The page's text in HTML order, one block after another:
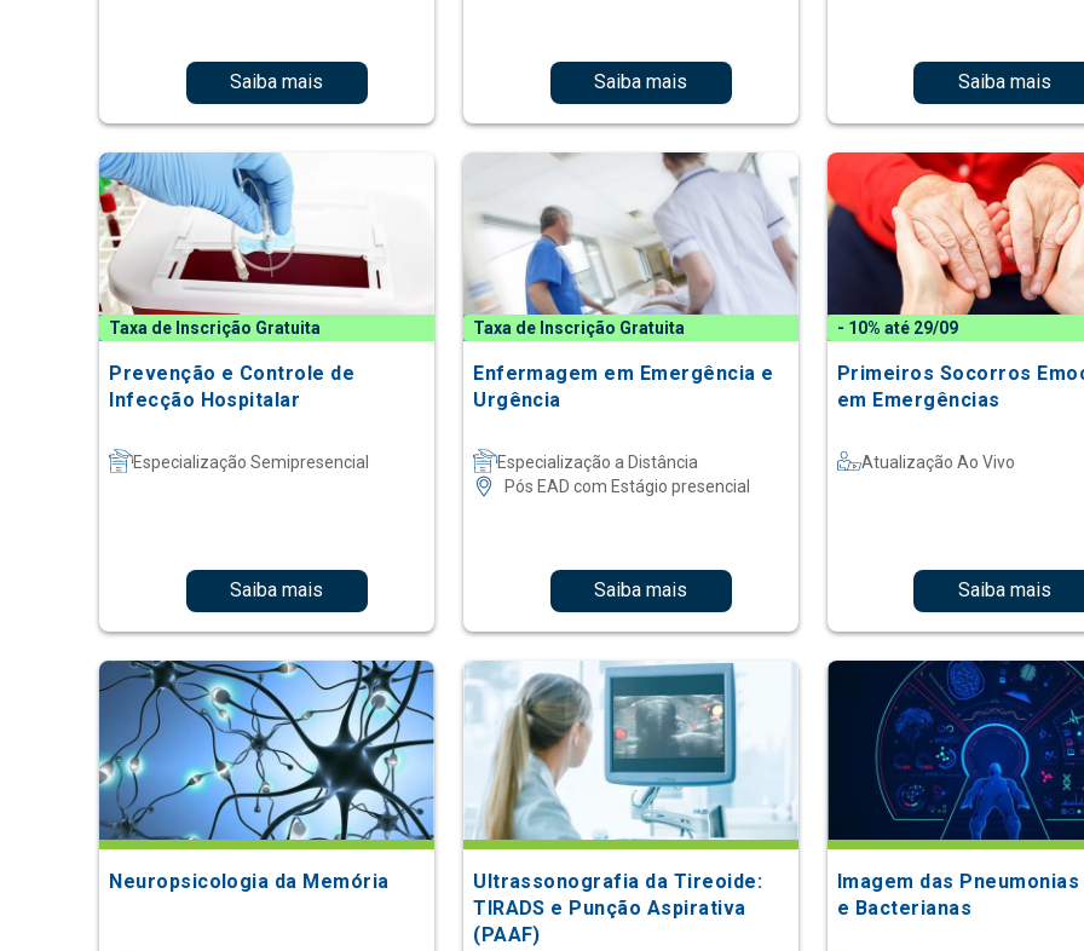
Saiba mais Saiba mais Saiba mais
Taxa de Inscrição Gratuita
Prevenção e Controle de
Infecção Hospitalar
Especialização Semipresencial
Saiba mais
Taxa de Inscrição Gratuita
Enfermagem em Emergência e
Urgência
Especialização a Distância
Pós EAD com Estágio presencial
Saiba mais
- 10% até 29/09
Primeiros Socorros
em Emergências
Atualização Ao Vivo
Saiba mais
Neuropsicologia da Memória
Ultrassonografia da Tireoide:
TIRADS e Punção Aspirativa
(PAAF)
Imagem das
e Bacterianas